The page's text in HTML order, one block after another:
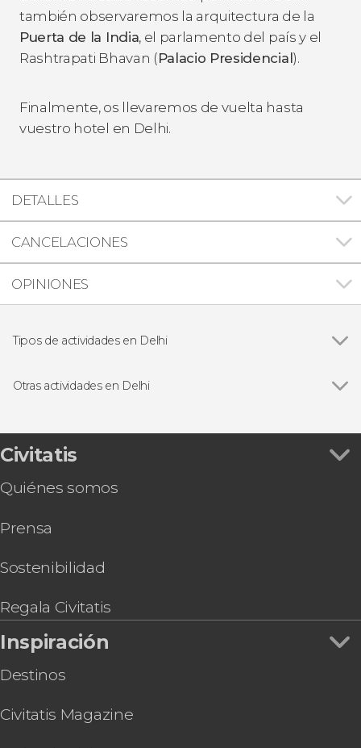
también observaremos la arquitectura de la
Puerta de la India, el parlamento del país y el
Rashtrapati Bhavan (Palacio Presidencial).
Finalmente, os llevaremos de vuelta hasta
vuestro hotel en Delhi.
DETALLES
CANCELACIONES
OPINIONES
Tipos de actividades en Delhi
Excursiones de un día
Otras actividades en Delhi
Free tour por Delhi
Tour gastronómico por Delhi
Akshardham
Tour espiritual privado por Delhi
Tour en bicicleta por Delhi
Boda hindú ¡Cásate con el rito tradicional!
Civitatis
Quiénes somos
Prensa
Sostenibilidad
Regala Civitatis
Inspiración
Destinos
Civitatis Magazine